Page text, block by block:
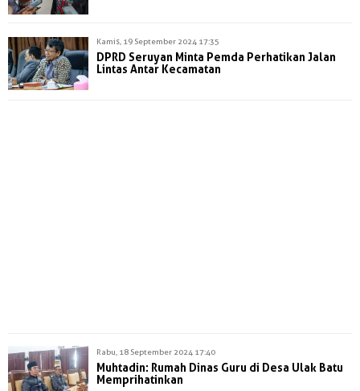
Kamis, 19 September 2024 17:35
DPRD Seruyan Minta Pemda Perhatikan Jalan
Lintas Antar Kecamatan
Rabu, 18 September 2024 17:40
Muhtadin: Rumah Dinas Guru di Desa Ulak Batu
Memprihatinkan